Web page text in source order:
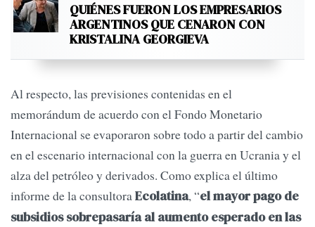
QUIÉNES FUERON LOS EMPRESARIOS
ARGENTINOS QUE CENARON CON
KRISTALINA GEORGIEVA
Al respecto, las previsiones contenidas en el
memorándum de acuerdo con el Fondo Monetario
Internacional se evaporaron sobre todo a partir del cambio
en el escenario internacional con la guerra en Ucrania y el
alza del petróleo y derivados. Como explica el último
informe de la consultoraEcolatina, “el mayor pago de
subsidios sobrepasaría al aumento esperado en las